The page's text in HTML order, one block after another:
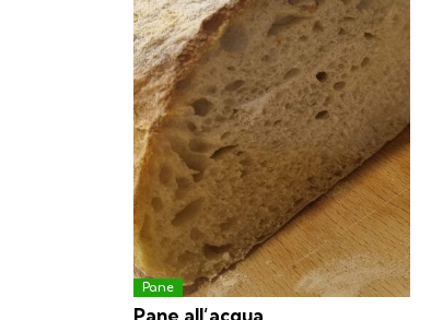
Pane
Pane all’acqua